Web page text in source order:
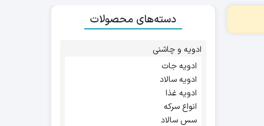
و شیر نارگیل
لباس
دسته‌های محصولات
ادویه و چاشنی
ادویه جات
ادویه سالاد
ادویه غذا
انواع سرکه
سس سالاد